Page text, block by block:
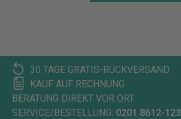
30 TAGE GRATIS-RÜCKVERSAND
KAUF AUF RECHNUNG
BERATUNG DIREKT VOR ORT
SERVICE/BESTELLUNG: 0201 8612-123